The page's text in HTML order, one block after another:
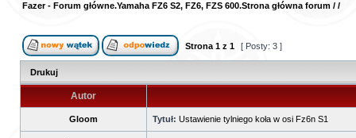
Strona główna forum /
Fazer - Forum główne /
Yamaha FZ6 S2, FZ6, FZS 600
Strona 1 z 1 [ Posty: 3 ]
Drukuj
Autor
Gloom Tytuł: Ustawienie tylniego koła w osi Fz6n S1